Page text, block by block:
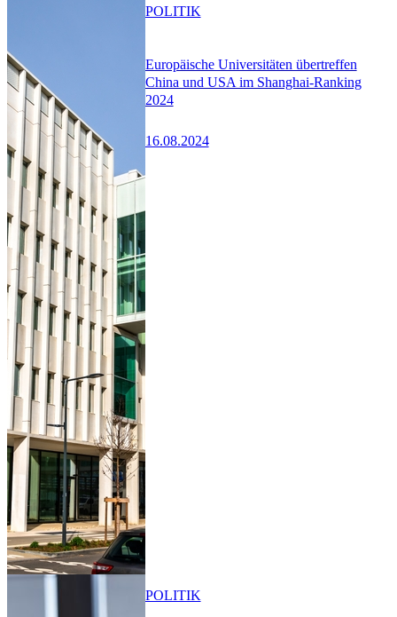
Europäische Universitäten übertreffen
China und USA im Shanghai-Ranking
2024
16.08.2024
POLITIK
POLITIK